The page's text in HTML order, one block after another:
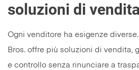
soluzioni di
Ogni venditore ha esigenze
Bros. offre più soluzioni di vendita,
e controllo senza rinunciare a